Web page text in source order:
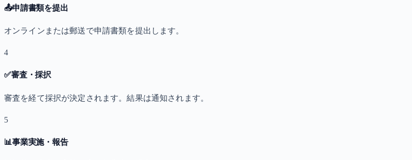
📤申請書類を提出
オンラインまたは郵送で申請書類を提出します。
4
✅審査・採択
審査を経て採択が決定されます。結果は通知されます。
5
📊事業実施・報告